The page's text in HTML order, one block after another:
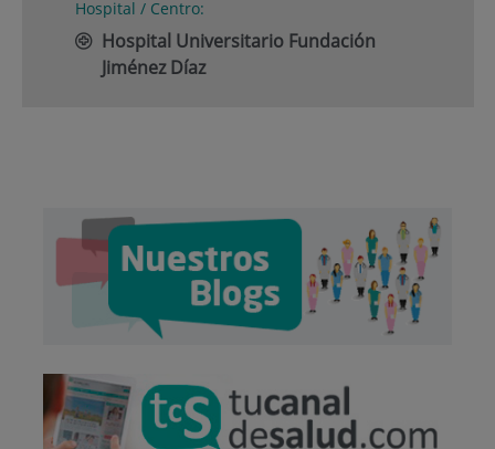
Hospital / Centro:
Hospital Universitario Fundación
Jiménez Díaz